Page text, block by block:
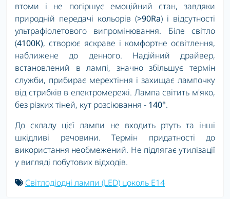
втоми і не погіршує емоційний стан, завдяки
природній передачі кольорів (>90Ra) і відсутності
ультрафіолетового випромінювання. Біле світло
(4100К), створює яскраве і комфортне освітлення,
наближене до денного. Надійний драйвер,
встановлений в лампі, значно збільшує термін
служби, прибирає мерехтіння і захищає лампочку
від стрибків в електромережі. Лампа світить м'яко,
без різких тіней, кут розсіювання - 140°.
До складу цієї лампи не входить ртуть та інші
шкідливі речовини. Термін придатності до
використання необмежений. Не підлягає утилізації
у вигляді побутових відходів.
Світлодіодні лампи (LED) цоколь E14